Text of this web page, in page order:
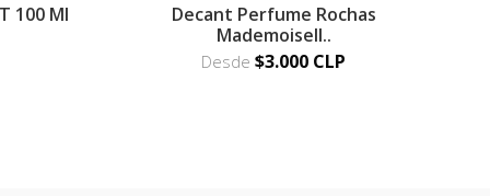
100 Ml
Decant Perfume Rochas
Mademoisell..
Desde$3.000 CLP